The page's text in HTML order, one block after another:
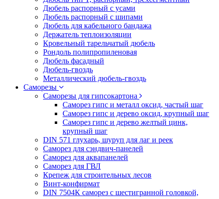
Дюбель распорный с усами
Дюбель распорный с шипами
Дюбель для кабельного бандажа
Держатель теплоизоляции
Кровельный тарельчатый дюбель
Рондоль полипропиленовая
Дюбель фасадный
Дюбель-гвоздь
Металлический дюбель-гвоздь
Саморезы
Саморезы для гипсокартона
Саморез гипс и металл оксид, частый шаг
Саморез гипс и дерево оксид, крупный шаг
Саморез гипс и дерево желтый цинк,
крупный шаг
DIN 571 глухарь, шуруп для лаг и реек
Саморез для сэндвич-панелей
Саморез для аквапанелей
Саморез для ГВЛ
Крепеж для строительных лесов
Винт-конфирмат
DIN 7504К саморез с шестигранной головкой,